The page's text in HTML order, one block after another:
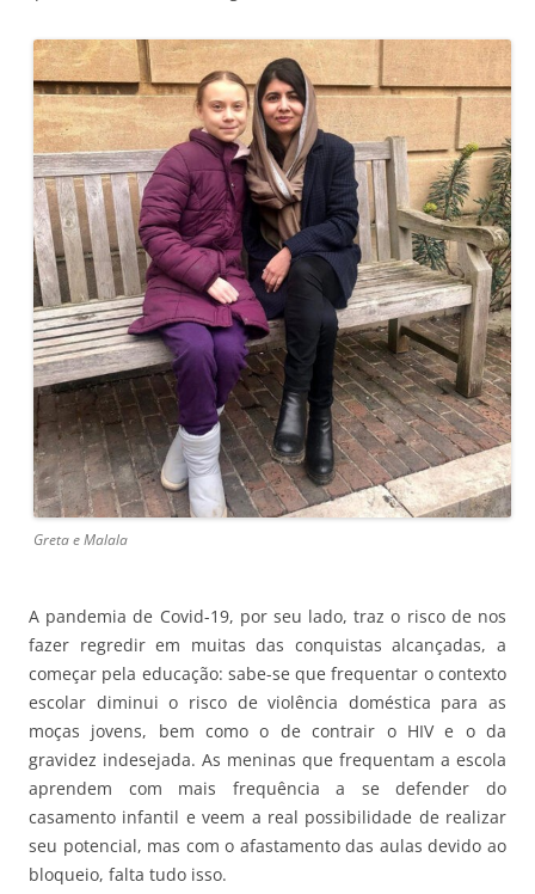
Greta e Malala
A pandemia de Covid-19, por seu lado, traz o risco de nos
fazer regredir em muitas das conquistas alcançadas, a
começar pela educação: sabe-se que frequentar o contexto
escolar diminui o risco de violência doméstica para as
moças jovens, bem como o de contrair o HIV e o da
gravidez indesejada. As meninas que frequentam a escola
aprendem com mais frequência a se defender do
casamento infantil e veem a real possibilidade de realizar
seu potencial, mas com o afastamento das aulas devido ao
bloqueio, falta tudo isso.